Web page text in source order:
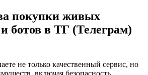
покупки живых
ботов в ТГ (Телеграм)
не только качественный сервис, но
включая безопасность,